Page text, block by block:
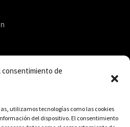
consentimiento de
utilizamos tecnologías como las cookies
del dispositivo. El consentimiento